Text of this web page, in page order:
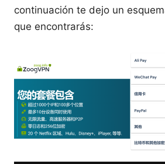
continuación te dejo un
que encontrarás: